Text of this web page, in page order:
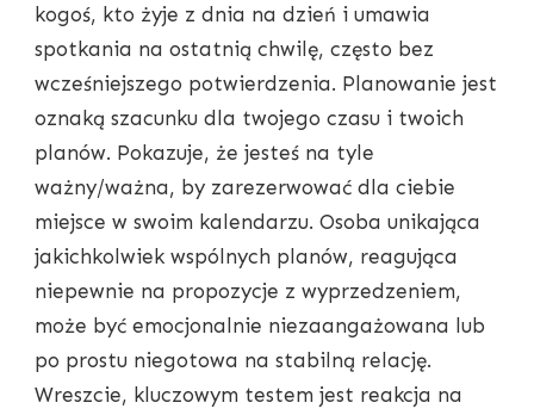
kogoś, kto żyje z dnia na dzień i umawia
spotkania na ostatnią chwilę, często bez
wcześniejszego potwierdzenia. Planowanie jest
oznaką szacunku dla twojego czasu i twoich
planów. Pokazuje, że jesteś na tyle
ważny/ważna, by zarezerwować dla ciebie
miejsce w swoim kalendarzu. Osoba unikająca
jakichkolwiek wspólnych planów, reagująca
niepewnie na propozycje z wyprzedzeniem,
może być emocjonalnie niezaangażowana lub
po prostu niegotowa na stabilną relację.
Wreszcie, kluczowym testem jest reakcja na